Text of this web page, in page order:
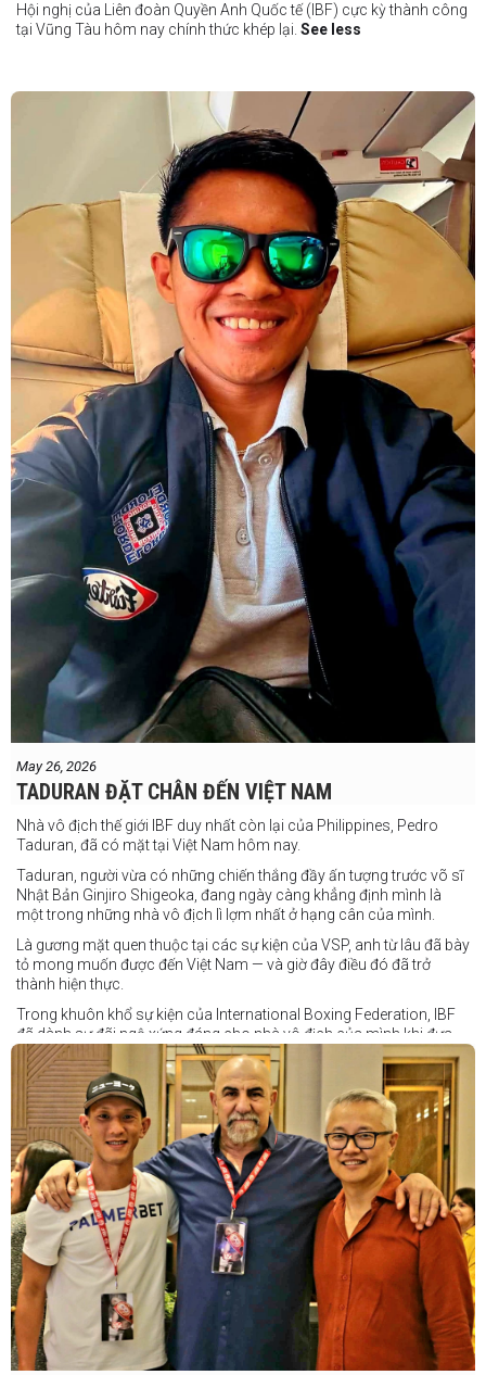
Hội nghị của Liên đoàn Quyền Anh Quốc tế (IBF) cực kỳ thành công
tại Vũng Tàu hôm nay chính thức khép lại. See less
May 26, 2026
TADURAN ĐẶT CHÂN ĐẾN VIỆT NAM
Nhà vô địch thế giới IBF duy nhất còn lại của Philippines, Pedro
Taduran, đã có mặt tại Việt Nam hôm nay.
Taduran, người vừa có những chiến thắng đầy ấn tượng trước võ sĩ
Nhật Bản Ginjiro Shigeoka, đang ngày càng khẳng định mình là
một trong những nhà vô địch lì lợm nhất ở hạng cân của mình.
Là gương mặt quen thuộc tại các sự kiện của VSP, anh từ lâu đã bày
tỏ mong muốn được đến Việt Nam — và giờ đây điều đó đã trở
thành hiện thực.
Trong khuôn khổ sự kiện của International Boxing Federation, IBF
đã dành sự đãi ngộ xứng đáng cho nhà vô địch của mình khi đưa
Taduran đến Việt Nam bằng vé hạng thương gia.
Một chuyến đi hoàn toàn xứng đáng cho một “chiến binh đường xa”
thực thụ